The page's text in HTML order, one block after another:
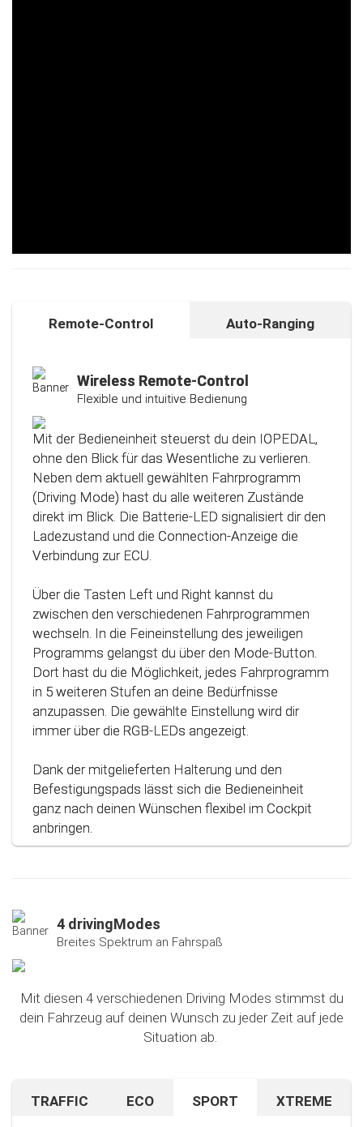
Remote-Control Auto-Ranging
Wireless Remote-Control
Flexible und intuitive Bedienung
Mit der Bedieneinheit steuerst du dein IOPEDAL,
ohne den Blick für das Wesentliche zu verlieren.
Neben dem aktuell gewählten Fahrprogramm
(Driving Mode) hast du alle weiteren Zustände
direkt im Blick. Die Batterie-LED signalisiert dir den
Ladezustand und die Connection-Anzeige die
Verbindung zur ECU.
Über die Tasten Left und Right kannst du
zwischen den verschiedenen Fahrprogrammen
wechseln. In die Feineinstellung des jeweiligen
Programms gelangst du über den Mode-Button.
Dort hast du die Möglichkeit, jedes Fahrprogramm
in 5 weiteren Stufen an deine Bedürfnisse
anzupassen. Die gewählte Einstellung wird dir
immer über die RGB-LEDs angezeigt.
Dank der mitgelieferten Halterung und den
Befestigungspads lässt sich die Bedieneinheit
ganz nach deinen Wünschen flexibel im Cockpit
anbringen.
Kalibrierungsfunktion
Das Steuergerät (ECU) verfügt über eine
intelligente Kalibrierfunktion. Direkt nach dem
Einbau des IOPEDAL werden alle notwendigen
Informationen des Gaspedals automatisch
analysiert und zu einem optimierten individuellen
Kennfeld verarbeitet. Dadurch werden die
einzelnen Fahrmodi (Fahrprogramme)
automatisch an die Charakteristik des Gaspedals
Technologie werden alle Potenziale deines
Fahrzeuges erkannt und können optimal genutzt
werden.
4 drivingModes
Breites Spektrum an Fahrspaß
Mit diesen 4 verschiedenen Driving Modes stimmst du
dein Fahrzeug auf deinen Wunsch zu jeder Zeit auf jede
Situation ab.
TRAFFIC ECO SPORT XTREME
Bist du auf unbekanntem Terrain oder in dichtem
Sparen beim Fahren? Mit diesem cleveren
Falls du nach dem Ausprobieren unseres Sport-